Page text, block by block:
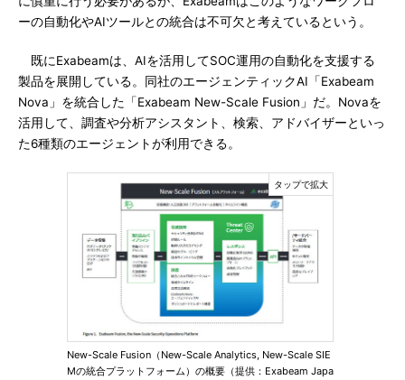
ーの自動化やAIツールとの統合は不可欠と考えているという。
既にExabeamは、AIを活用してSOC運用の自動化を支援する
製品を展開している。同社のエージェンティックAI「Exabeam
Nova」を統合した「Exabeam New-Scale Fusion」だ。Novaを
活用して、調査や分析アシスタント、検索、アドバイザーといっ
た6種類のエージェントが利用できる。
New-Scale Fusion（New-Scale Analytics, New-Scale SIE
Mの統合プラットフォーム）の概要（提供：Exabeam Japa